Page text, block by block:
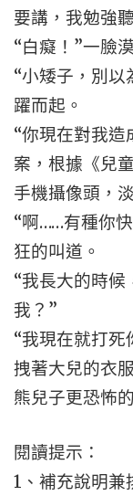
要講，我勉強
“白癡！”一臉
“小矮子，別
躍而起。
“你現在對我
案，根據《兒
手機攝像頭，
“啊……有種你
狂的叫道。
“我長大的時
我？”
“我現在就打死
拽著大兒的衣
熊兒子更恐怖
閱讀提示：
1、補充說明兼